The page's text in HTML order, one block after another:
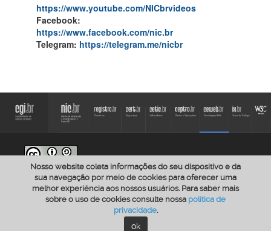
https://www.youtube.com/NICbrvideos
Facebook:
https://www.facebook.com/nic.br
Telegram: https://telegram.me/nicbr
O conteúdo publicado no site CEWEB.br está licenciado com a Licença
Creative Commons - Atribuição-CompartilhaIgual 4.0 Internacionala menos
que condições e/ou restrições adicionais específicas estejam claramente
explícitas na página correspondente.
Nosso website coleta informações do seu dispositivo e da
sua navegação por meio de cookies para oferecer uma
melhor experiência aos nossos usuários. Para saber mais
sobre o uso de cookies consulte nossa política de
privacidade.
ok